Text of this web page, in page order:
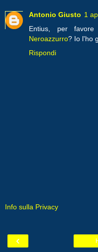
Antonio Giusto 1
Entius, per
Neroazzurro? Io l'ho
Rispondi
Info sulla Privacy
‹